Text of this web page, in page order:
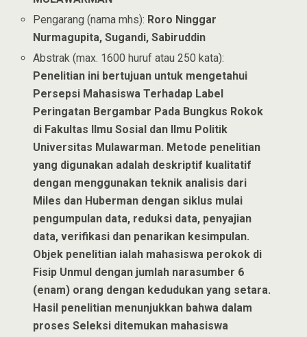
Pengarang (nama mhs): Roro Ninggar
Nurmagupita, Sugandi, Sabiruddin
Abstrak (max. 1600 huruf atau 250 kata):
Penelitian ini bertujuan untuk mengetahui
Persepsi Mahasiswa Terhadap Label
Peringatan Bergambar Pada Bungkus Rokok
di Fakultas Ilmu Sosial dan Ilmu Politik
Universitas Mulawarman. Metode penelitian
yang digunakan adalah deskriptif kualitatif
dengan menggunakan teknik analisis dari
Miles dan Huberman dengan siklus mulai
pengumpulan data, reduksi data, penyajian
data, verifikasi dan penarikan kesimpulan.
Objek penelitian ialah mahasiswa perokok di
Fisip Unmul dengan jumlah narasumber 6
(enam) orang dengan kedudukan yang setara.
Hasil penelitian menunjukkan bahwa dalam
proses Seleksi ditemukan mahasiswa